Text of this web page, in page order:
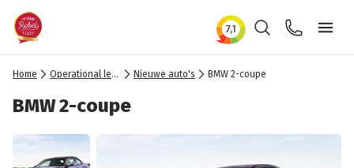
ZoekenContact
Home Operational lease Nieuwe auto's BMW 2-coupe
BMW 2-coupe